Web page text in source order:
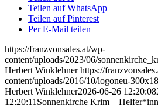
Teilen auf WhatsApp
Teilen auf Pinterest
Per E-Mail teilen
https://franzvonsales.at/wp-
content/uploads/2023/06/
Herbert Winklehner https://
content/uploads/2016/10/logoneu-
Herbert Winklehner2026-06-26 12:20:08
12:20:11 Sonnenkirche Krim –